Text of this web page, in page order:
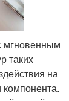
мгновенным
таких
на
компонента.